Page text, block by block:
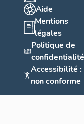
Aide
Mentions
légales
Politique de
confidentialité
Accessibilité :
non conforme